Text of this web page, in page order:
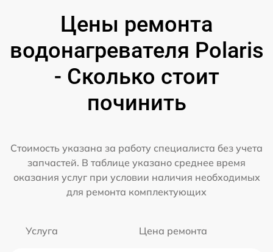
Цены ремонта
водонагревателя Polaris
- Сколько стоит
починить
Стоимость указана за работу специалиста без учета
запчастей. В таблице указано среднее время
оказания услуг при условии наличия необходимых
для ремонта комплектующих
Услуга Цена ремонта